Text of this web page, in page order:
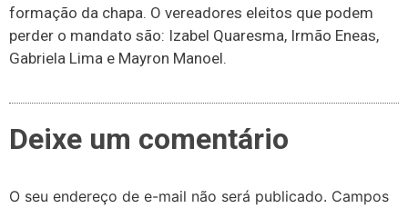
formação da chapa. O vereadores eleitos que podem
perder o mandato são: Izabel Quaresma, Irmão Eneas,
Gabriela Lima e Mayron Manoel.
Deixe um comentário
O seu endereço de e-mail não será publicado. Campos